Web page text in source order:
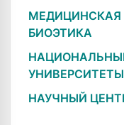
МЕДИЦИНСКАЯ
БИОЭТИКА
НАУЧНЫЙ